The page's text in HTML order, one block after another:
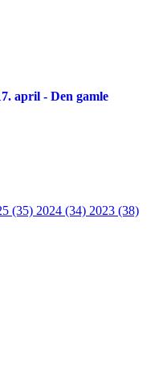
april - Den gamle
(35) 2024 (34) 2023 (38)